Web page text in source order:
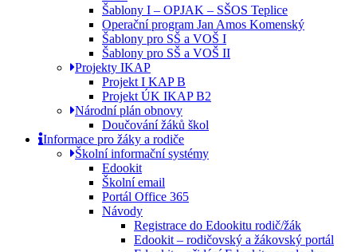
Šablony I – OPJAK – SŠOS Teplice
Operační program Jan Amos Komenský
Šablony pro SŠ a VOŠ I
Šablony pro SŠ a VOŠ II
Projekty IKAP
Projekt I KAP B
Projekt ÚK IKAP B2
Národní plán obnovy
Doučování žáků škol
Informace pro žáky a rodiče
Školní informační systémy
Edookit
Školní email
Portál Office 365
Návody
Registrace do Edookitu rodič/žák
Edookit – rodičovský a žákovský portál